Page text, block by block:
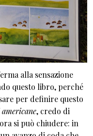
alla sensazione
questo libro, perché
per definire questo
, credo di
si può chiudere: in